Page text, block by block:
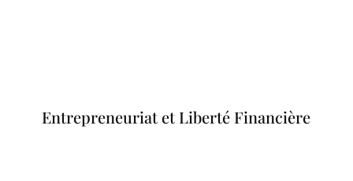
Entrepreneuriat et Liberté Financière